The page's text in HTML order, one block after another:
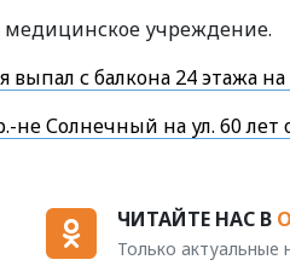
медицинское учреждение.
выпал с балкона 24 этажа
не Солнечный на ул. 60 лет
ЧИТАЙТЕ НАС В
Только актуальные